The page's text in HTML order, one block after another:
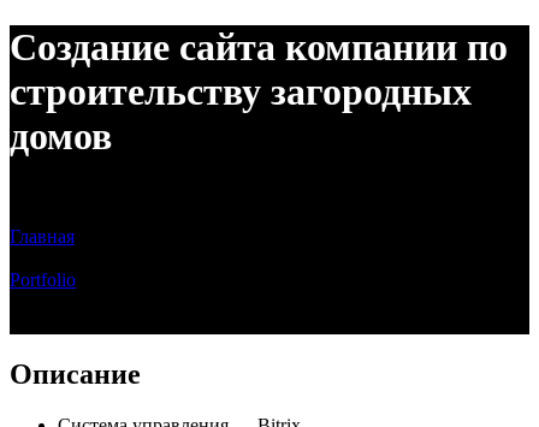
Создание сайта компании по
строительству загородных
домов
Главная
Portfolio
Описание